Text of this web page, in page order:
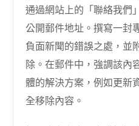
通過網站上的「聯絡我們
公開郵件地址。撰寫一封
負面新聞的錯誤之處，並
除。在郵件中，強調該內
體的解決方案，例如更新
全移除內容。